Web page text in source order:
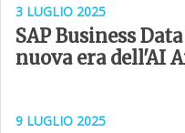
3 LUGLIO 2025
SAP Business
nuova era dell'AI
9 LUGLIO 2025